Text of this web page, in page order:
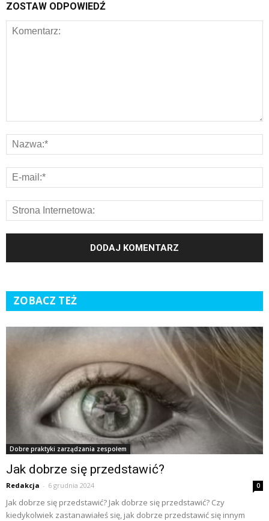
ZOSTAW ODPOWIEDŹ
ZOBACZ TEŻ
Dobre praktyki zarządzania zespołem
Jak dobrze się przedstawić?
Redakcja - 6 grudnia 2024 0
Jak dobrze się przedstawić? Jak dobrze się przedstawić? Czy
kiedykolwiek zastanawiałeś się, jak dobrze przedstawić się innym